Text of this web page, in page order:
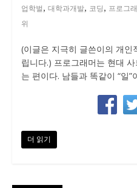
업학벌 , 대학과개발, 코딩 , 프로그
위
(이글은 지극히 글쓴이의 개
립니다.) 프로그래머는 현대
는 편이다. 남들과 똑같이 “일
더 읽기